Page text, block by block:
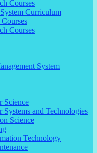
Courses
Curriculum
Courses
System
Science
and Technologies
Science
Technology